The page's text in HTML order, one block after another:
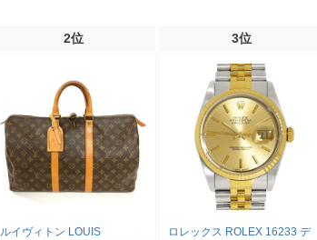
2位 3位
ルイヴィトン LOUIS
ロレックス ROLEX 16233 デ